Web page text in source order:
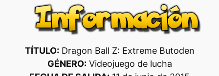
TÍTULO:Dragon Ball Z: Extreme Butoden
GÉNERO:Videojuego de lucha